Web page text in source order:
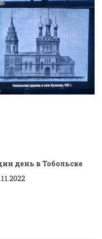
день в Тобольске